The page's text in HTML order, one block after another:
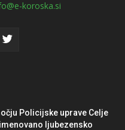
koroska.si
Policijske uprave Celje
ljubezensko